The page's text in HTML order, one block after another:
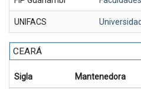
UNIFACS
CEARÁ
Sigla Mantenedora